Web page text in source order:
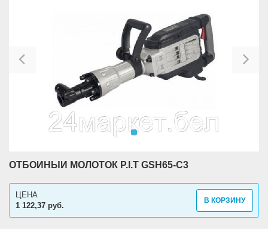
ОТБОЙНЫЙ МОЛОТОК P.I.T GSH65-C3
1 122,37 руб.
ЦЕНА
В КОРЗИНУ